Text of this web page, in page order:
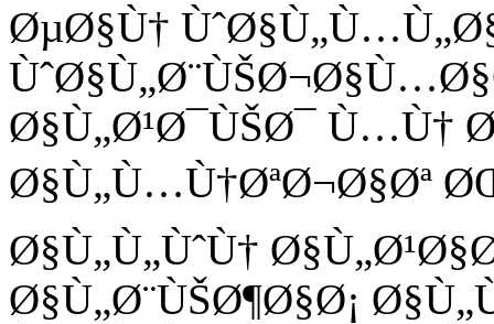
ØµØ§Ù†
Ø§Ù„Ø¹Ø¯ÙŠØ¯ Ù…Ù†
Ø§Ù„Ù…Ù†ØªØ¬Ø§Øª
Ø§Ù„Ù„ÙˆÙ†
Ø§Ù„Ø¨ÙŠØ¶Ø§Ø¡